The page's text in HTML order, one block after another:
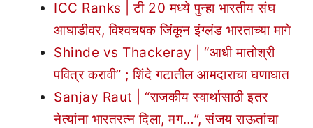
ICC Ranks | टी 20 मध्ये पुन्हा भारतीय संघ
आघाडीवर, विश्वचषक जिंकून इंग्लंड भारताच्या मागे
Shinde vs Thackeray | “आधी मातोश्री
पवित्र करावी” ; शिंदे गटातील आमदाराचा घणाघात
Sanjay Raut | “राजकीय स्वार्थासाठी इतर
नेत्यांना भारतरत्न दिला, मग…”, संजय राऊतांचा